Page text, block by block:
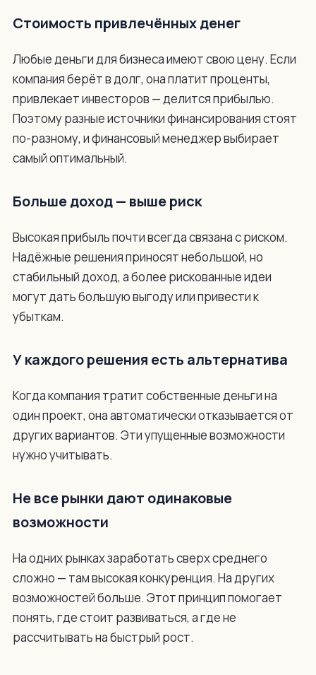
Стоимость привлечённых денег
Любые деньги для бизнеса имеют свою цену. Если
компания берёт в долг, она платит проценты,
привлекает инвесторов — делится прибылью.
Поэтому разные источники финансирования стоят
по-разному, и финансовый менеджер выбирает
самый оптимальный.
Больше доход — выше риск
Высокая прибыль почти всегда связана с риском.
Надёжные решения приносят небольшой, но
стабильный доход, а более рискованные идеи
могут дать большую выгоду или привести к
убыткам.
У каждого решения есть альтернатива
Когда компания тратит собственные деньги на
один проект, она автоматически отказывается от
других вариантов. Эти упущенные возможности
нужно учитывать.
Не все рынки дают одинаковые
возможности
На одних рынках заработать сверх среднего
сложно — там высокая конкуренция. На других
возможностей больше. Этот принцип помогает
понять, где стоит развиваться, а где не
рассчитывать на быстрый рост.